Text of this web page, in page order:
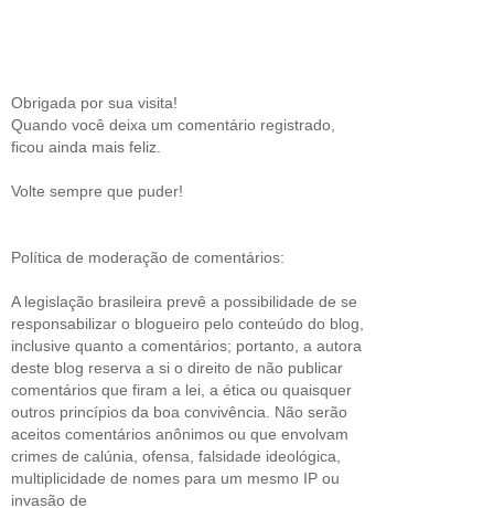
Obrigada por sua visita!
Quando você deixa um comentário registrado,
ficou ainda mais feliz.
Volte sempre que puder!
Política de moderação de comentários:
A legislação brasileira prevê a possibilidade de se
responsabilizar o blogueiro pelo conteúdo do blog,
inclusive quanto a comentários; portanto, a autora
deste blog reserva a si o direito de não publicar
comentários que firam a lei, a ética ou quaisquer
outros princípios da boa convivência. Não serão
aceitos comentários anônimos ou que envolvam
crimes de calúnia, ofensa, falsidade ideológica,
multiplicidade de nomes para um mesmo IP ou
invasão de